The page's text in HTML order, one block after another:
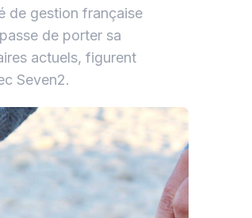
de gestion française
de porter sa
actuels, figurent
Seven2.